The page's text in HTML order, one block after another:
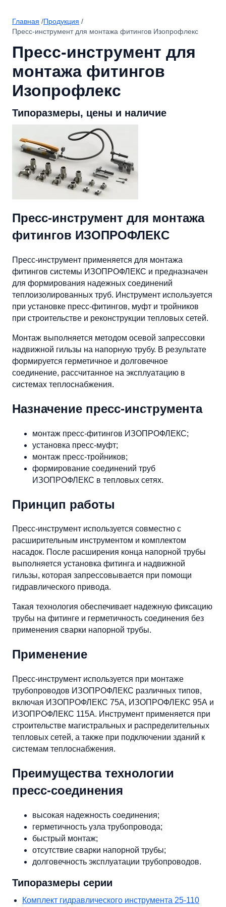
Главная /Продукция /
Пресс-инструмент для монтажа фитингов Изопрофлекс
Пресс-инструмент для
монтажа фитингов
Изопрофлекс
Типоразмеры, цены и наличие
Пресс-инструмент для монтажа
фитингов ИЗОПРОФЛЕКС
Пресс-инструмент применяется для монтажа
фитингов системы ИЗОПРОФЛЕКС и предназначен
для формирования надежных соединений
теплоизолированных труб. Инструмент используется
при установке пресс-фитингов, муфт и тройников
при строительстве и реконструкции тепловых сетей.
Монтаж выполняется методом осевой запрессовки
надвижной гильзы на напорную трубу. В результате
формируется герметичное и долговечное
соединение, рассчитанное на эксплуатацию в
системах теплоснабжения.
Назначение пресс-инструмента
монтаж пресс-фитингов ИЗОПРОФЛЕКС;
установка пресс-муфт;
монтаж пресс-тройников;
формирование соединений труб
ИЗОПРОФЛЕКС в тепловых сетях.
Принцип работы
Пресс-инструмент используется совместно с
расширительным инструментом и комплектом
насадок. После расширения конца напорной трубы
выполняется установка фитинга и надвижной
гильзы, которая запрессовывается при помощи
гидравлического привода.
Такая технология обеспечивает надежную фиксацию
трубы на фитинге и герметичность соединения без
применения сварки напорной трубы.
Применение
Пресс-инструмент используется при монтаже
трубопроводов ИЗОПРОФЛЕКС различных типов,
включая ИЗОПРОФЛЕКС 75А, ИЗОПРОФЛЕКС 95А и
ИЗОПРОФЛЕКС 115А. Инструмент применяется при
строительстве магистральных и распределительных
тепловых сетей, а также при подключении зданий к
системам теплоснабжения.
Преимущества технологии
пресс-соединения
высокая надежность соединения;
герметичность узла трубопровода;
быстрый монтаж;
отсутствие сварки напорной трубы;
долговечность эксплуатации трубопроводов.
Типоразмеры серии
Комплект гидравлического инструмента 25-110